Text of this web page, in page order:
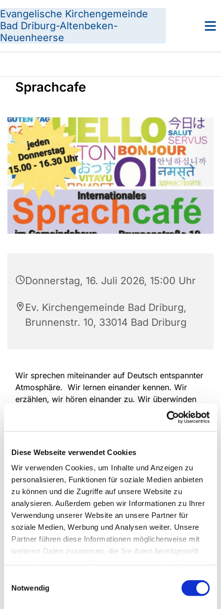
Diese Webseite verwendet Cookies
Wir verwenden Cookies, um Inhalte und Anzeigen zu
personalisieren, Funktionen für soziale Medien anbieten
zu können und die Zugriffe auf unsere Website zu
analysieren. Außerdem geben wir Informationen zu Ihrer
Verwendung unserer Website an unsere Partner für
soziale Medien, Werbung und Analysen weiter. Unsere
Partner führen diese Informationen möglicherweise mit
weiteren Daten zusammen, die Sie ihnen bereitgestellt
Notwendig
Evangelische Kirchengemeinde
Bad Driburg-Altenbeken-
Neuenheerse
Sprachcafe
Donnerstag, 16. Juli 2026, 15:00 Uhr
Ev. Kirchengemeinde Bad Driburg,
Brunnenstr. 10, 33014 Bad Driburg
Wir sprechen miteinander auf Deutsch entspannter
Atmosphäre. Wir lernen einander kennen. Wir
erzählen, wir hören einander zu. Wir überwinden
Muttersprachler/Innen sind herzlich willkommen.